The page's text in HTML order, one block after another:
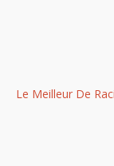
Le Meilleur De